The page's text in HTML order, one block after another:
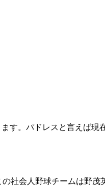
す。パドレスと言えば現
社会人野球チームは野茂